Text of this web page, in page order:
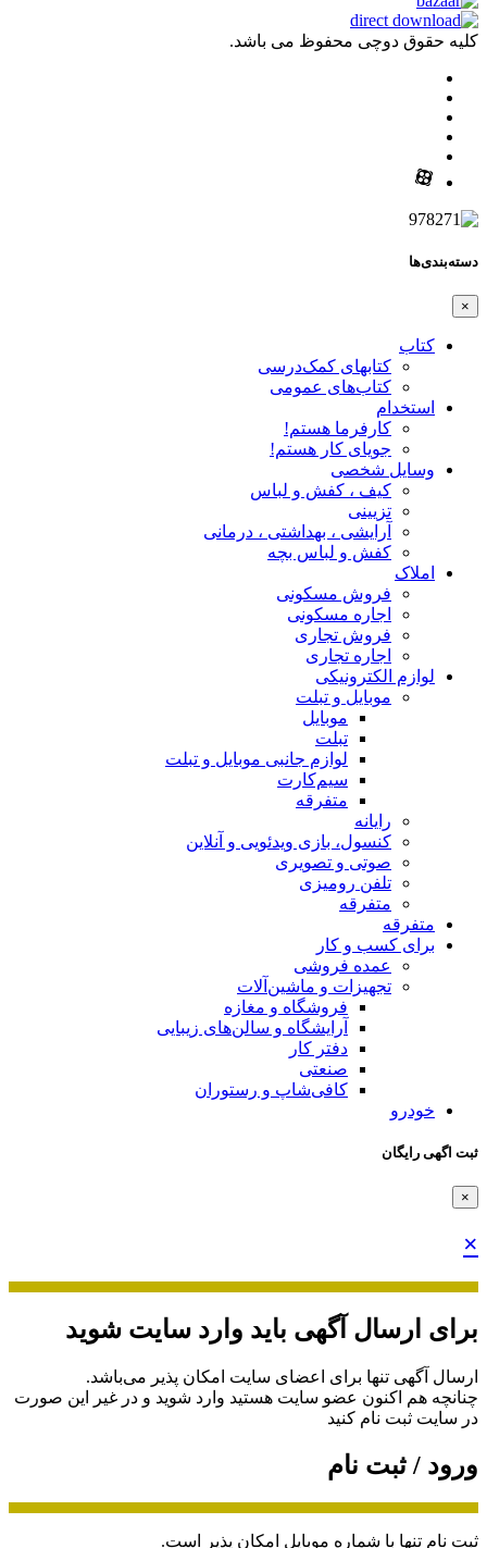
کلیه حقوق دوچی محفوظ می باشد.
دسته‌بندی‌ها
×
کتاب
کتابهای کمک‌درسی
کتاب‌های عمومی
استخدام
کارفرما هستم!
جویای کار هستم!
وسایل شخصی
کیف ، کفش و لباس
تزیینی
آرایشی ، بهداشتی ، درمانی
کفش و لباس بچه
املاک
فروش مسکونی
اجاره مسکونی
فروش تجاری
اجاره تجاری
لوازم الکترونیکی
موبایل و تبلت
موبایل
تبلت
لوازم جانبی موبایل و تبلت
سیم‌کارت
متفرقه
رایانه
کنسول، بازی‌ ویدئویی و آنلاین
صوتی و تصویری
تلفن رومیزی
متفرقه
متفرقه
برای کسب و کار
عمده فروشی
تجهیزات و ماشین‌آلات
فروشگاه و مغازه
آرایشگاه و سالن‌های زیبایی
دفتر کار
صنعتی
کافی‌شاپ و رستوران
خودرو
ثبت اگهی رایگان
×
×
برای ارسال آگهی باید وارد سایت شوید
ارسال آگهی تنها برای اعضای سایت امکان پذیر می‌باشد.
چنانچه هم‌ اکنون عضو سایت هستید وارد شوید و در غیر این صورت
در سایت ثبت نام کنید
ورود / ثبت نام
ثبت نام تنها با شماره موبایل امکان پذیر است.